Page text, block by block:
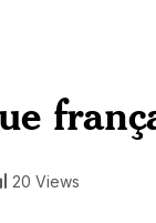
20 Views